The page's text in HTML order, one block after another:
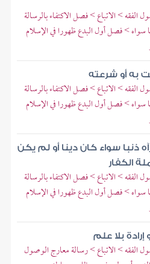
الفقه > الاتباع > فصل الاكتفاء بالرسالة
سواه > فصل أول البدع ظهورا في الإسلام
به أو شرعته
الفقه > الاتباع > فصل الاكتفاء بالرسالة
سواه > فصل أول البدع ظهورا في الإسلام
ذنبا سواء كان دينا أو لم يكن
الكفار
الفقه > الاتباع > فصل الاكتفاء بالرسالة
سواه > فصل أول البدع ظهورا في الإسلام
إرادة بلا علم
الفقه > الاتباع > رسالة معارج الوصول